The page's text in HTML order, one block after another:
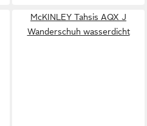
McKINLEY Tahsis AQX J
Wanderschuh wasserdicht